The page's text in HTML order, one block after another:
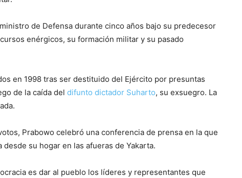
de Defensa durante cinco años bajo su predecesor
enérgicos, su formación militar y su pasado
en 1998 tras ser destituido del Ejército por presuntas
de la caída del difunto dictador Suharto, su exsuegro. La
Prabowo celebró una conferencia de prensa en la que
su hogar en las afueras de Yakarta.
es dar al pueblo los líderes y representantes que